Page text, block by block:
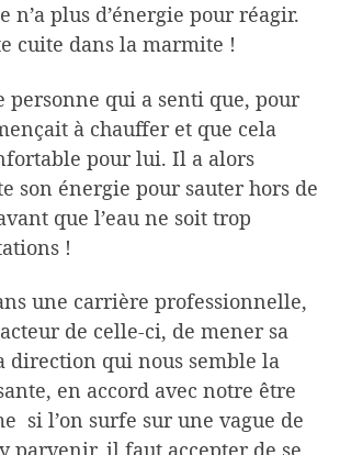
n’a plus d’énergie pour réagir.
cuite dans la marmite !
personne qui a senti que, pour
à chauffer et que cela
pour lui. Il a alors
son énergie pour sauter hors de
que l’eau ne soit trop
!
une carrière professionnelle,
acteur de celle-ci, de mener sa
direction qui nous semble la
en accord avec notre être
si l’on surfe sur une vague de